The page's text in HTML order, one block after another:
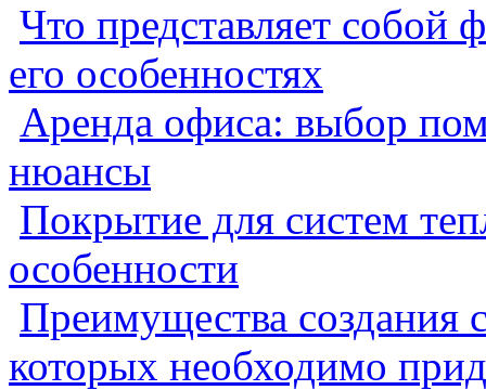
Что представляет собой
его особенностях
Аренда офиса: выбор
нюансы
Покрытие для систем
особенности
Преимущества создания
которых необходимо